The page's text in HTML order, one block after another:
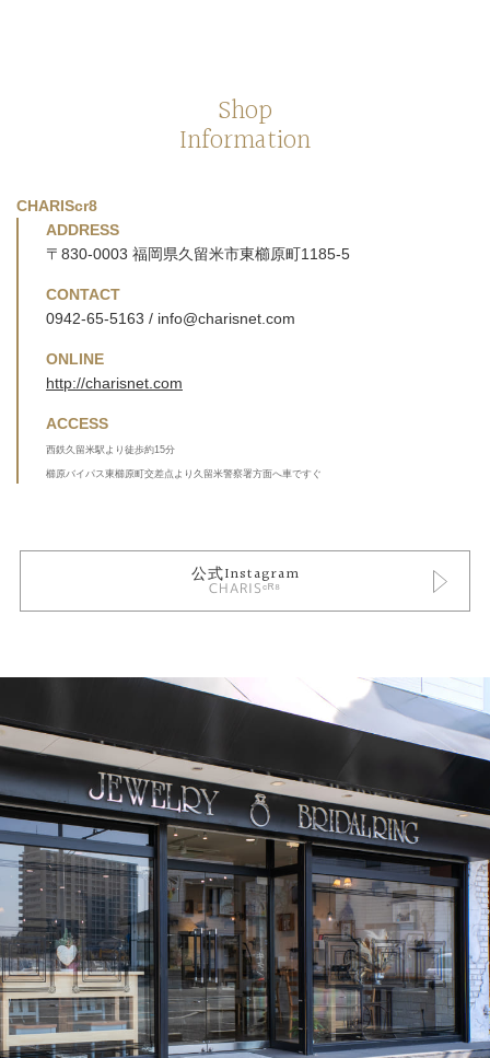
Shop
Information
CHARIScr8
ADDRESS
〒830-0003 福岡県久留米市東櫛原町1185-5
CONTACT
0942-65-5163 / info@charisnet.com
ONLINE
http://charisnet.com
ACCESS
西鉄久留米駅より徒歩約15分
櫛原バイパス東櫛原町交差点より久留米警察署方面へ車ですぐ
公式Instagram
CHARISᶜᴿ⁸